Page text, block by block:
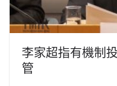
李家超指有機制
管